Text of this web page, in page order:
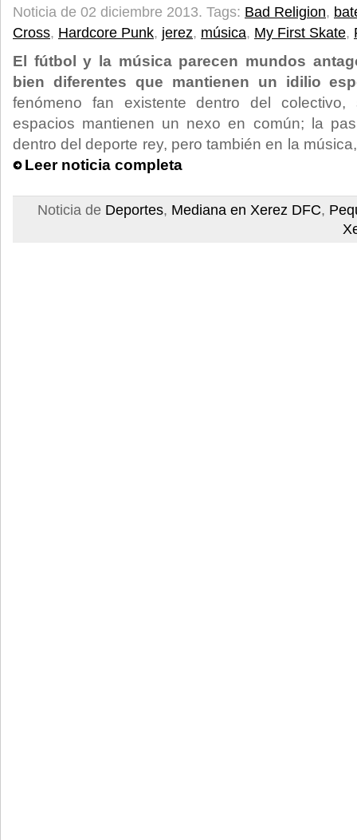
Noticia de 02 diciembre 2013. Tags: Bad Religion,
Cross, Hardcore Punk, jerez, música, My First Skate,
El fútbol y la música parecen mundos
bien diferentes que mantienen un idilio
fenómeno fan existente dentro del
espacios mantienen un nexo en común; la
dentro del deporte rey, pero también en la
Leer noticia completa
Noticia de Deportes, Mediana en Xerez DFC,